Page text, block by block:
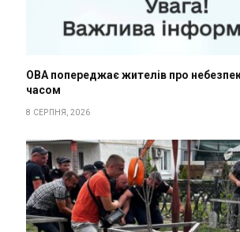
ОВА попереджає жителів про
часом
8 СЕРПНЯ, 2026